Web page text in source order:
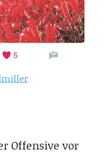
Offensive vor